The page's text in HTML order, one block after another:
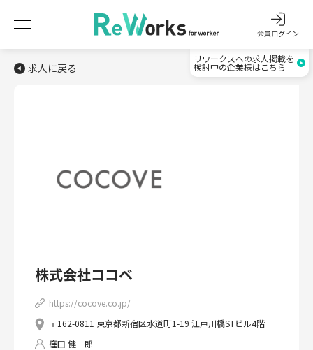
会員ログイン
リワークスへの求人掲載を
検討中の企業様はこちら
求人に戻る
株式会社ココベ
https://cocove.co.jp/
〒162-0811 東京都新宿区水道町1-19 江戸川橋STビル4階
窪田 健一郎